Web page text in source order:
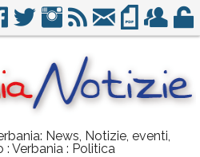
News, Notizie, eventi,
: Verbania : Politica